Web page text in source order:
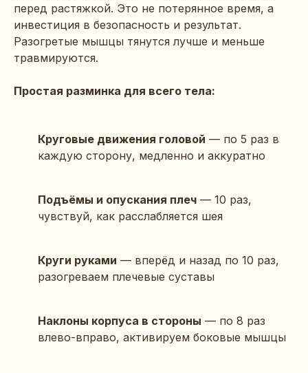
перед растяжкой. Это не потерянное время, а
инвестиция в безопасность и результат.
Разогретые мышцы тянутся лучше и меньше
травмируются.
Простая разминка для всего тела:
Круговые движения головой — по 5 раз в
каждую сторону, медленно и аккуратно
Подъёмы и опускания плеч — 10 раз,
чувствуй, как расслабляется шея
Круги руками — вперёд и назад по 10 раз,
разогреваем плечевые суставы
Наклоны корпуса в стороны — по 8 раз
влево-вправо, активируем боковые мышцы